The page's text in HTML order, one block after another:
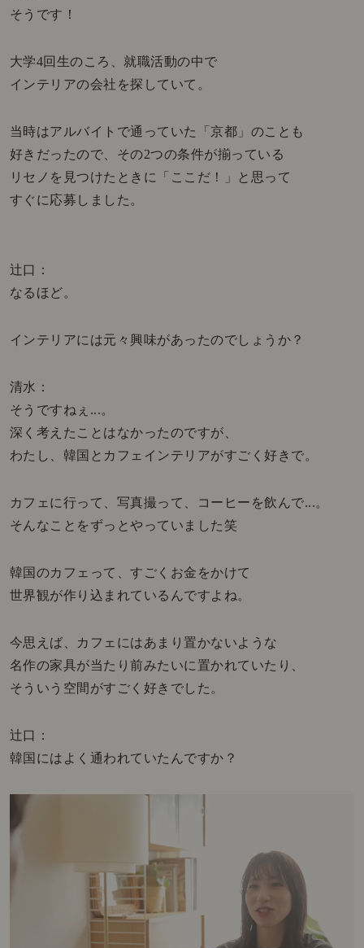
そうです！
大学4回生のころ、就職活動の中で
インテリアの会社を探していて。
当時はアルバイトで通っていた「京都」のことも
好きだったので、その2つの条件が揃っている
リセノを見つけたときに「ここだ！」と思って
すぐに応募しました。
辻口：
なるほど。
インテリアには元々興味があったのでしょうか？
清水：
そうですねぇ...。
深く考えたことはなかったのですが、
わたし、韓国とカフェインテリアがすごく好きで。
カフェに行って、写真撮って、コーヒーを飲んで...。
そんなことをずっとやっていました笑
韓国のカフェって、すごくお金をかけて
世界観が作り込まれているんですよね。
今思えば、カフェにはあまり置かないような
名作の家具が当たり前みたいに置かれていたり、
そういう空間がすごく好きでした。
辻口：
韓国にはよく通われていたんですか？